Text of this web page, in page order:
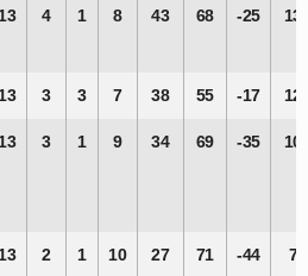
13 4 1 8 43 68 -25 13
13 3 3 7 38 55 -17 12
13 3 1 9 34 69 -35 10
13 2 1 10 27 71 -44 7